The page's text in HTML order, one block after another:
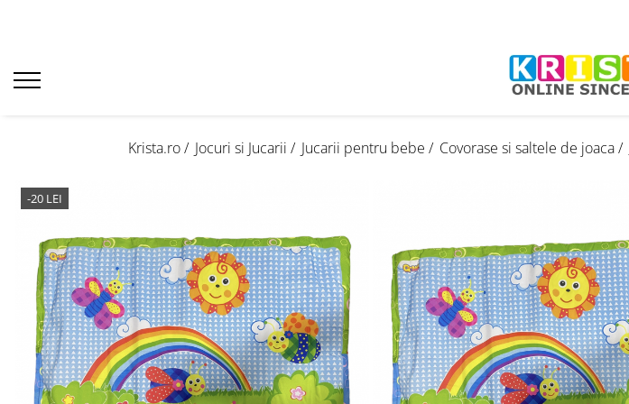
Krista.ro / Jocuri si Jucarii / Jucarii pentru bebe / Covorase si saltele de joaca /
-20 LEI